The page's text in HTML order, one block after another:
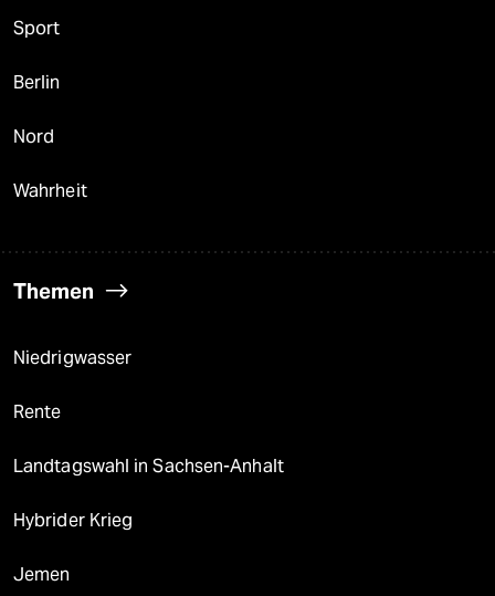
Sport
Berlin
Nord
Wahrheit
Themen
Niedrigwasser
Rente
Landtagswahl in Sachsen-Anhalt
Hybrider Krieg
Jemen